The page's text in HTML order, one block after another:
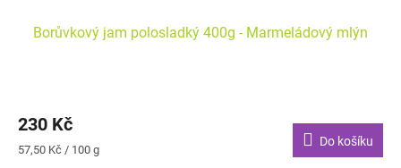
Borůvkový jam polosladký 400g - Marmeládový mlýn
230 Kč
Měrná
57,50 Kč / 100 g
Do košíku